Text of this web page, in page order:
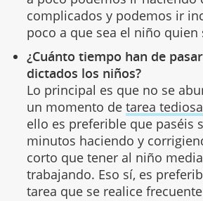
complicados y podemos ir
poco a que sea el niño
¿Cuánto tiempo han de
dictados los niños?
Lo principal es que no se
un momento de tarea tediosa
ello es preferible que paséis
minutos haciendo y
corto que tener al niño
trabajando. Eso sí, es
tarea que se realice